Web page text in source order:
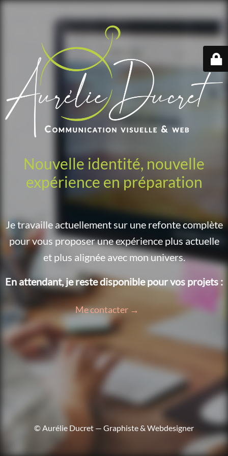
Nouvelle identité, nouvelle
expérience en préparation
Je travaille actuellement sur une refonte complète
pour vous proposer une expérience plus actuelle
et plus alignée avec mon univers.
En attendant, je reste disponible pour vos projets :
Me contacter →
© Aurélie Ducret — Graphiste & Webdesigner